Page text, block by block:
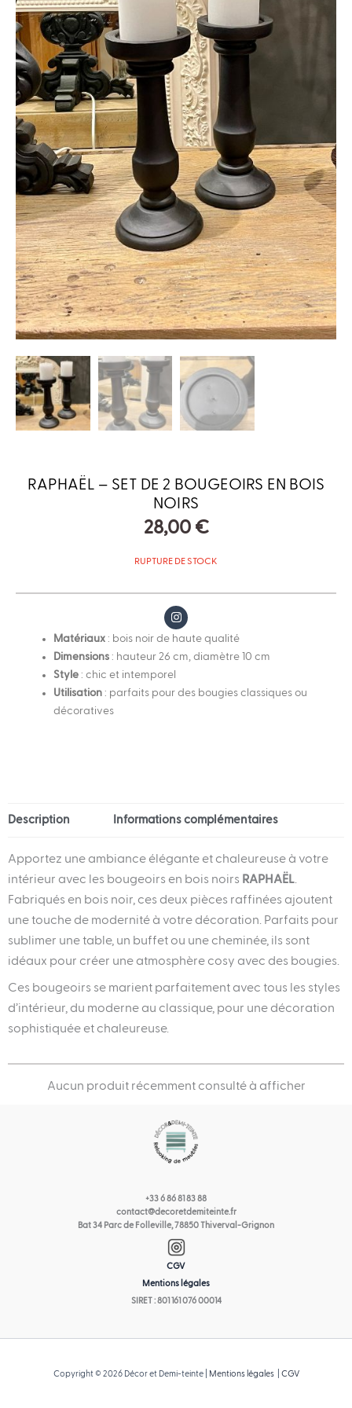
RAPHAËL – SET DE 2 BOUGEOIRS EN BOIS
NOIRS
28,00 €
RUPTURE DE STOCK
I
n
s
t
a
g
r
a
Matériaux : bois noir de haute qualité
Dimensions : hauteur 26 cm, diamètre 10 cm
Style : chic et intemporel
Utilisation : parfaits pour des bougies classiques ou
décoratives
Description Informations complémentaires
Apportez une ambiance élégante et chaleureuse à votre
intérieur avec les bougeoirs en bois noirs RAPHAËL.
Fabriqués en bois noir, ces deux pièces raffinées ajoutent
une touche de modernité à votre décoration. Parfaits pour
sublimer une table, un buffet ou une cheminée, ils sont
idéaux pour créer une atmosphère cosy avec des bougies.
Ces bougeoirs se marient parfaitement avec tous les styles
d’intérieur, du moderne au classique, pour une décoration
sophistiquée et chaleureuse.
Aucun produit récemment consulté à afficher
+33 6 86 81 83 88
contact@decoretdemiteinte.fr
Bat 34 Parc de Folleville, 78850 Thiverval-Grignon
CGV
Mentions légales
SIRET : 801 161 076 00014
Copyright © 2026 Décor et Demi-teinte | Mentions légales CGV